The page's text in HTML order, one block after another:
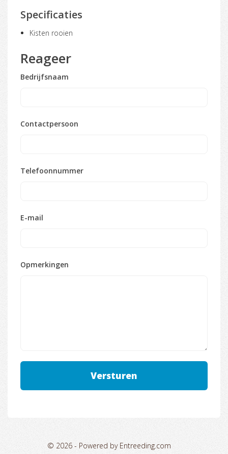
Specificaties
Kisten rooien
Reageer
Bedrijfsnaam
Contactpersoon
Telefoonnummer
E-mail
Opmerkingen
© 2026 - Powered by Entreeding.com